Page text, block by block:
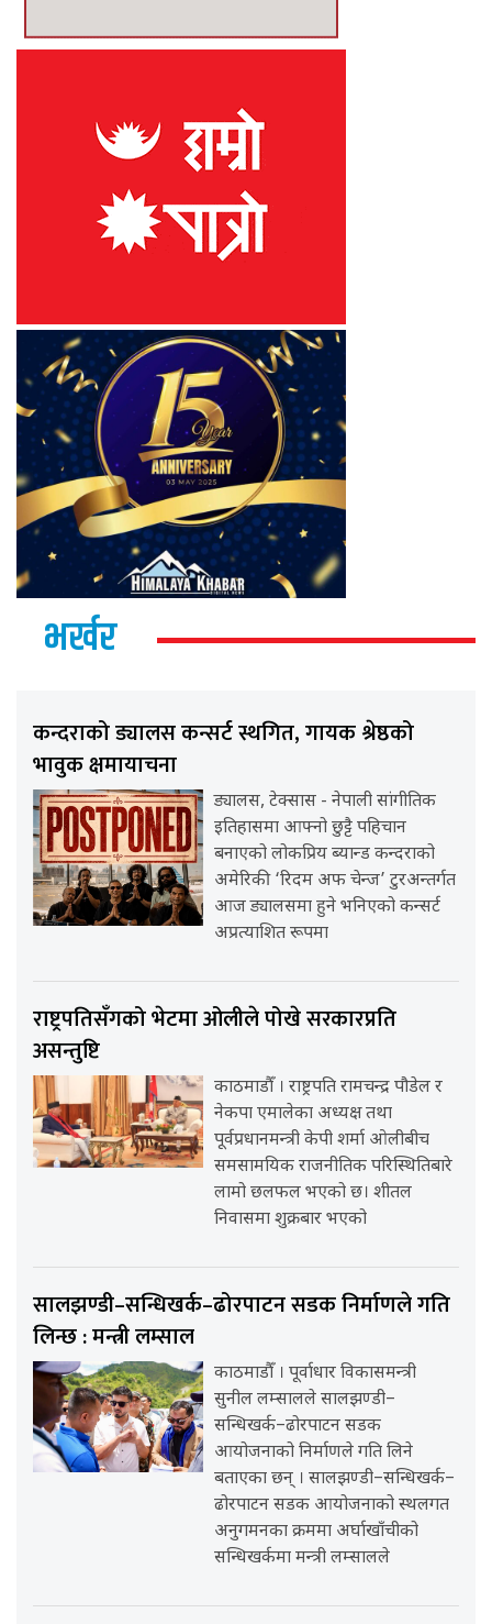
भर्खर
कन्दराको ड्यालस कन्सर्ट स्थगित, गायक श्रेष्ठको
भावुक क्षमायाचना
ड्यालस, टेक्सास - नेपाली सांगीतिक
इतिहासमा आफ्नो छुट्टै पहिचान
बनाएको लोकप्रिय ब्यान्ड कन्दराको
अमेरिकी ‘रिदम अफ चेन्ज’ टुरअन्तर्गत
आज ड्यालसमा हुने भनिएको कन्सर्ट
अप्रत्याशित रूपमा
राष्ट्रपतिसँगको भेटमा ओलीले पोखे सरकारप्रति
असन्तुष्टि
काठमाडौँ । राष्ट्रपति रामचन्द्र पौडेल र
नेकपा एमालेका अध्यक्ष तथा
पूर्वप्रधानमन्त्री केपी शर्मा ओलीबीच
समसामयिक राजनीतिक परिस्थितिबारे
लामो छलफल भएको छ। शीतल
निवासमा शुक्रबार भएको
सालझण्डी–सन्धिखर्क–ढोरपाटन सडक निर्माणले गति
लिन्छ : मन्त्री लम्साल
काठमाडौँ । पूर्वाधार विकासमन्त्री
सुनील लम्सालले सालझण्डी–
सन्धिखर्क–ढोरपाटन सडक
आयोजनाको निर्माणले गति लिने
बताएका छन् । सालझण्डी–सन्धिखर्क–
ढोरपाटन सडक आयोजनाको स्थलगत
अनुगमनका क्रममा अर्घाखाँचीको
सन्धिखर्कमा मन्त्री लम्सालले